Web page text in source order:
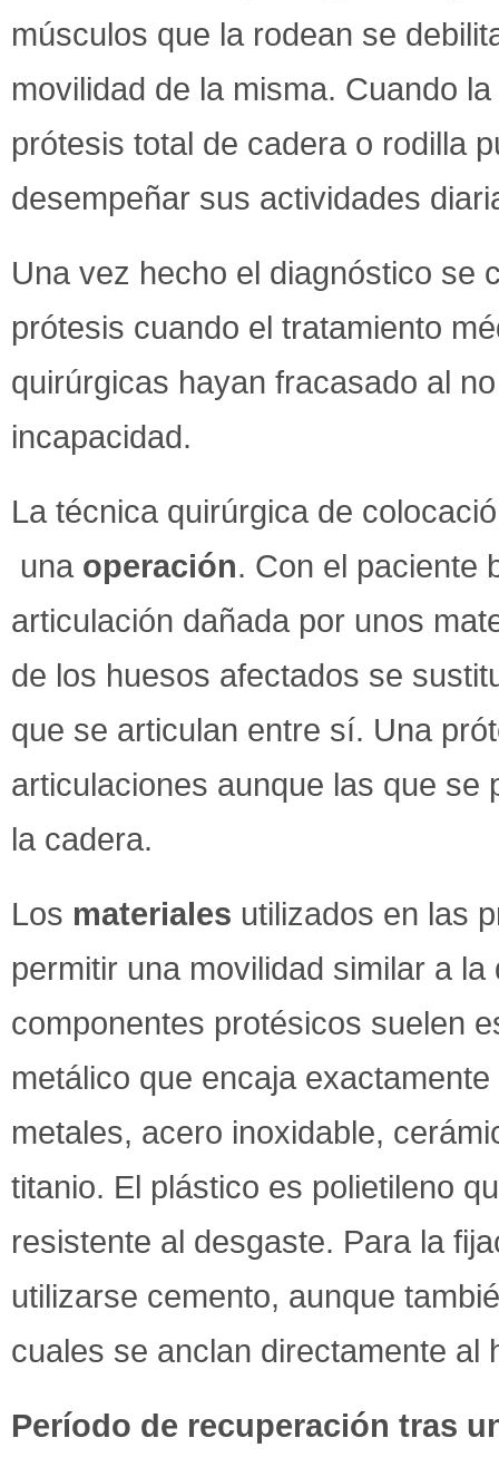
músculos que la rodean se
movilidad de la misma. Cuando
prótesis total de cadera o rodilla
desempeñar sus actividades
Una vez hecho el diagnóstico se
prótesis cuando el tratamiento
quirúrgicas hayan fracasado al
incapacidad.
La técnica quirúrgica de
una operación. Con el paciente
articulación dañada por unos
de los huesos afectados se
que se articulan entre sí. Una
articulaciones aunque las que se
la cadera.
Los materiales utilizados en las
permitir una movilidad similar a
componentes protésicos suelen
metálico que encaja
metales, acero inoxidable,
titanio. El plástico es polietileno
resistente al desgaste. Para la
utilizarse cemento, aunque
cuales se anclan directamente al
Período de recuperación tras